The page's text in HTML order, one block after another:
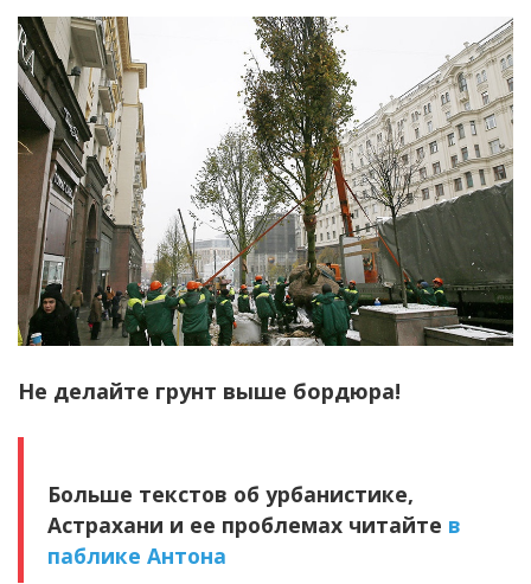
Не делайте грунт выше бордюра!
Больше текстов об урбанистике,
Астрахани и ее проблемах читайте в
паблике Антона